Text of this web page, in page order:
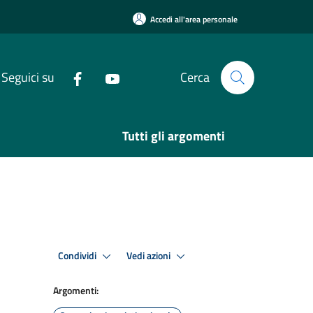
Accedi all'area personale
Seguici su Cerca
Tutti gli argomenti
Condividi Vedi azioni
Argomenti: